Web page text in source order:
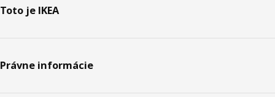
Toto je IKEA
Právne informácie